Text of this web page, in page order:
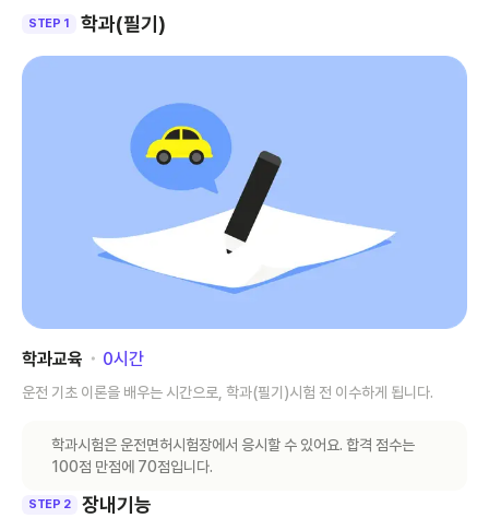
STEP 1 학과(필기)
학과교육 ･ 0시간
운전 기초 이론을 배우는 시간으로, 학과(필기)시험 전 이수하게 됩니다.
학과시험은 운전면허시험장에서 응시할 수 있어요. 합격 점수는
100점 만점에 70점입니다.
STEP 2 장내기능